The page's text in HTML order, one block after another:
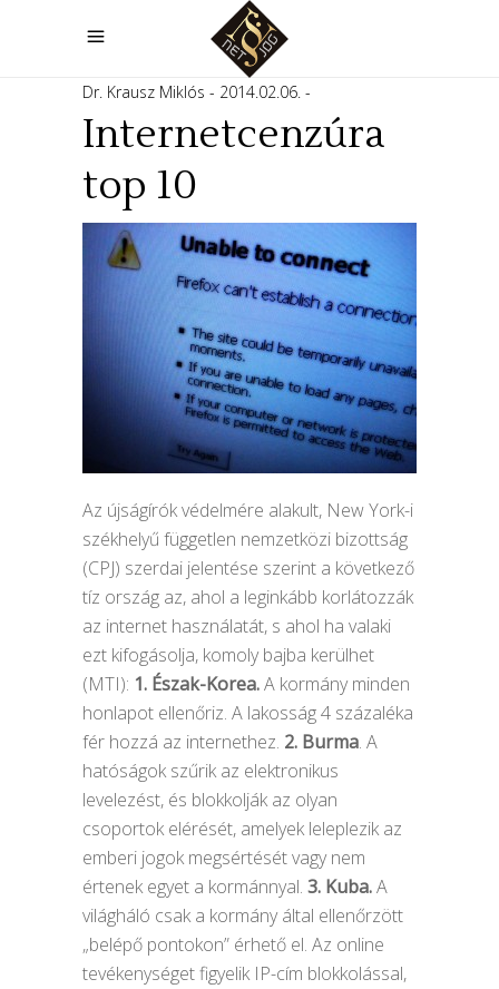
Dr. Krausz Miklós 2014.02.06.
Internetcenzúra
top 10
Az újságírók védelmére alakult, New York-i
székhelyű független nemzetközi bizottság
(CPJ) szerdai jelentése szerint a következő
tíz ország az, ahol a leginkább korlátozzák
az internet használatát, s ahol ha valaki
ezt kifogásolja, komoly bajba kerülhet
(MTI): 1. Észak-Korea.A kormány minden
honlapot ellenőriz. A lakosság 4 százaléka
fér hozzá az internethez. 2. Burma. A
hatóságok szűrik az elektronikus
levelezést, és blokkolják az olyan
csoportok elérését, amelyek leleplezik az
emberi jogok megsértését vagy nem
értenek egyet a kormánnyal. 3. Kuba.A
világháló csak a kormány által ellenőrzött
„belépő pontokon” érhető el. Az online
tevékenységet figyelik IP-cím blokkolással,